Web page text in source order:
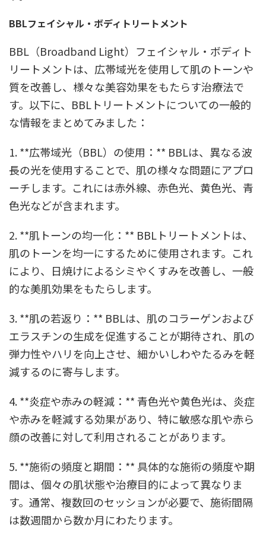
BBLフェイシャル・ボディトリートメント
BBL（Broadband Light）フェイシャル・ボディト
リートメントは、広帯域光を使用して肌のトーンや
質を改善し、様々な美容効果をもたらす治療法で
す。以下に、BBLトリートメントについての一般的
な情報をまとめてみました：
1. **広帯域光（BBL）の使用：** BBLは、異なる波
長の光を使用することで、肌の様々な問題にアプロ
ーチします。これには赤外線、赤色光、黄色光、青
色光などが含まれます。
2. **肌トーンの均一化：** BBLトリートメントは、
肌のトーンを均一にするために使用されます。これ
により、日焼けによるシミやくすみを改善し、一般
的な美肌効果をもたらします。
3. **肌の若返り：** BBLは、肌のコラーゲンおよび
エラスチンの生成を促進することが期待され、肌の
弾力性やハリを向上させ、細かいしわやたるみを軽
減するのに寄与します。
4. **炎症や赤みの軽減：** 青色光や黄色光は、炎症
や赤みを軽減する効果があり、特に敏感な肌や赤ら
顔の改善に対して利用されることがあります。
5. **施術の頻度と期間：** 具体的な施術の頻度や期
間は、個々の肌状態や治療目的によって異なりま
す。通常、複数回のセッションが必要で、施術間隔
は数週間から数か月にわたります。